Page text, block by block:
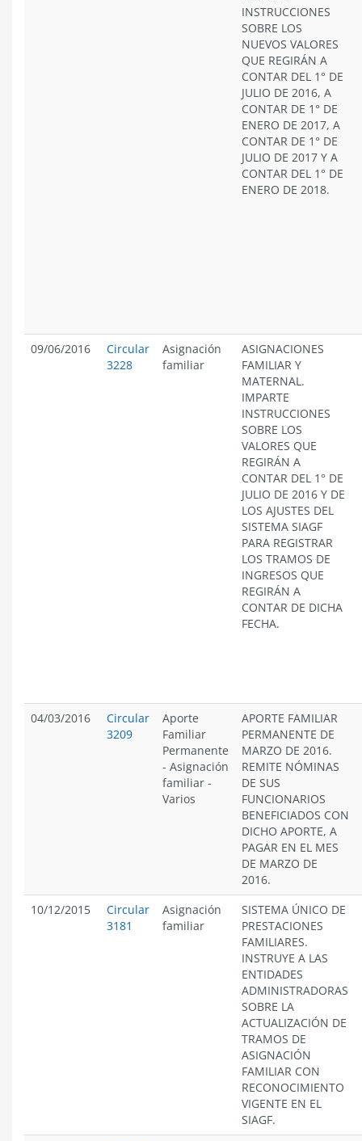
INSTRUCCIONES
SOBRE LOS
NUEVOS VALORES
QUE REGIRÁN A
CONTAR DEL 1° DE
JULIO DE 2016, A
CONTAR DE 1° DE
ENERO DE 2017, A
CONTAR DE 1° DE
JULIO DE 2017 Y A
CONTAR DEL 1° DE
ENERO DE 2018.
09/06/2016
Circular
3228
Asignación
familiar
ASIGNACIONES
FAMILIAR Y
MATERNAL.
IMPARTE
INSTRUCCIONES
SOBRE LOS
VALORES QUE
REGIRÁN A
CONTAR DEL 1° DE
JULIO DE 2016 Y DE
LOS AJUSTES DEL
SISTEMA SIAGF
PARA REGISTRAR
LOS TRAMOS DE
INGRESOS QUE
REGIRÁN A
CONTAR DE DICHA
FECHA.
04/03/2016
Circular
3209
Aporte
Familiar
Permanente
- Asignación
familiar -
Varios
APORTE FAMILIAR
PERMANENTE DE
MARZO DE 2016.
REMITE NÓMINAS
DE SUS
FUNCIONARIOS
BENEFICIADOS CON
DICHO APORTE, A
PAGAR EN EL MES
DE MARZO DE
2016.
10/12/2015
Circular
3181
Asignación
familiar
SISTEMA ÚNICO DE
PRESTACIONES
FAMILIARES.
INSTRUYE A LAS
ENTIDADES
ADMINISTRADORAS
SOBRE LA
ACTUALIZACIÓN DE
TRAMOS DE
ASIGNACIÓN
FAMILIAR CON
RECONOCIMIENTO
VIGENTE EN EL
SIAGF.